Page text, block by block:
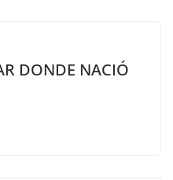
DONDE NACIÓ